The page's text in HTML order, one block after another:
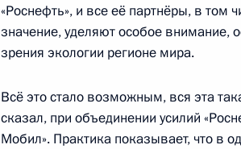
Об исполнении поручения
ценообразования на
22 октября 2014 года, 19:45
Об исполнении поручения
«Роснефть», и все её партнёры, в том
значение, уделяют особое внимание,
зрения экологии регионе мира.
Всё это стало возможным, вся эта
сказал, при объединении усилий
Мобил». Практика показывает, что в